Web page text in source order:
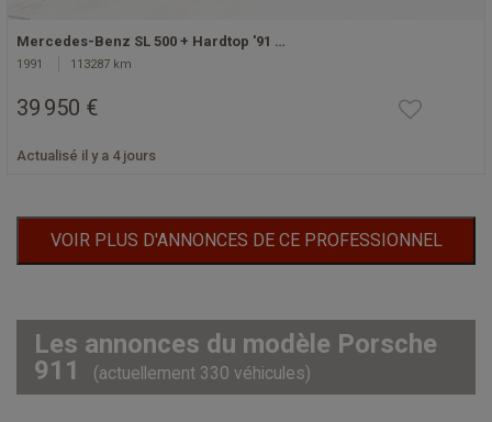
Mercedes-Benz SL 500 + Hardtop '91 …
1991 113287 km
39 950 €
Actualisé il y a 4 jours
VOIR PLUS D'ANNONCES DE CE PROFESSIONNEL
Les annonces du modèle Porsche
911
(actuellement 330 véhicules)